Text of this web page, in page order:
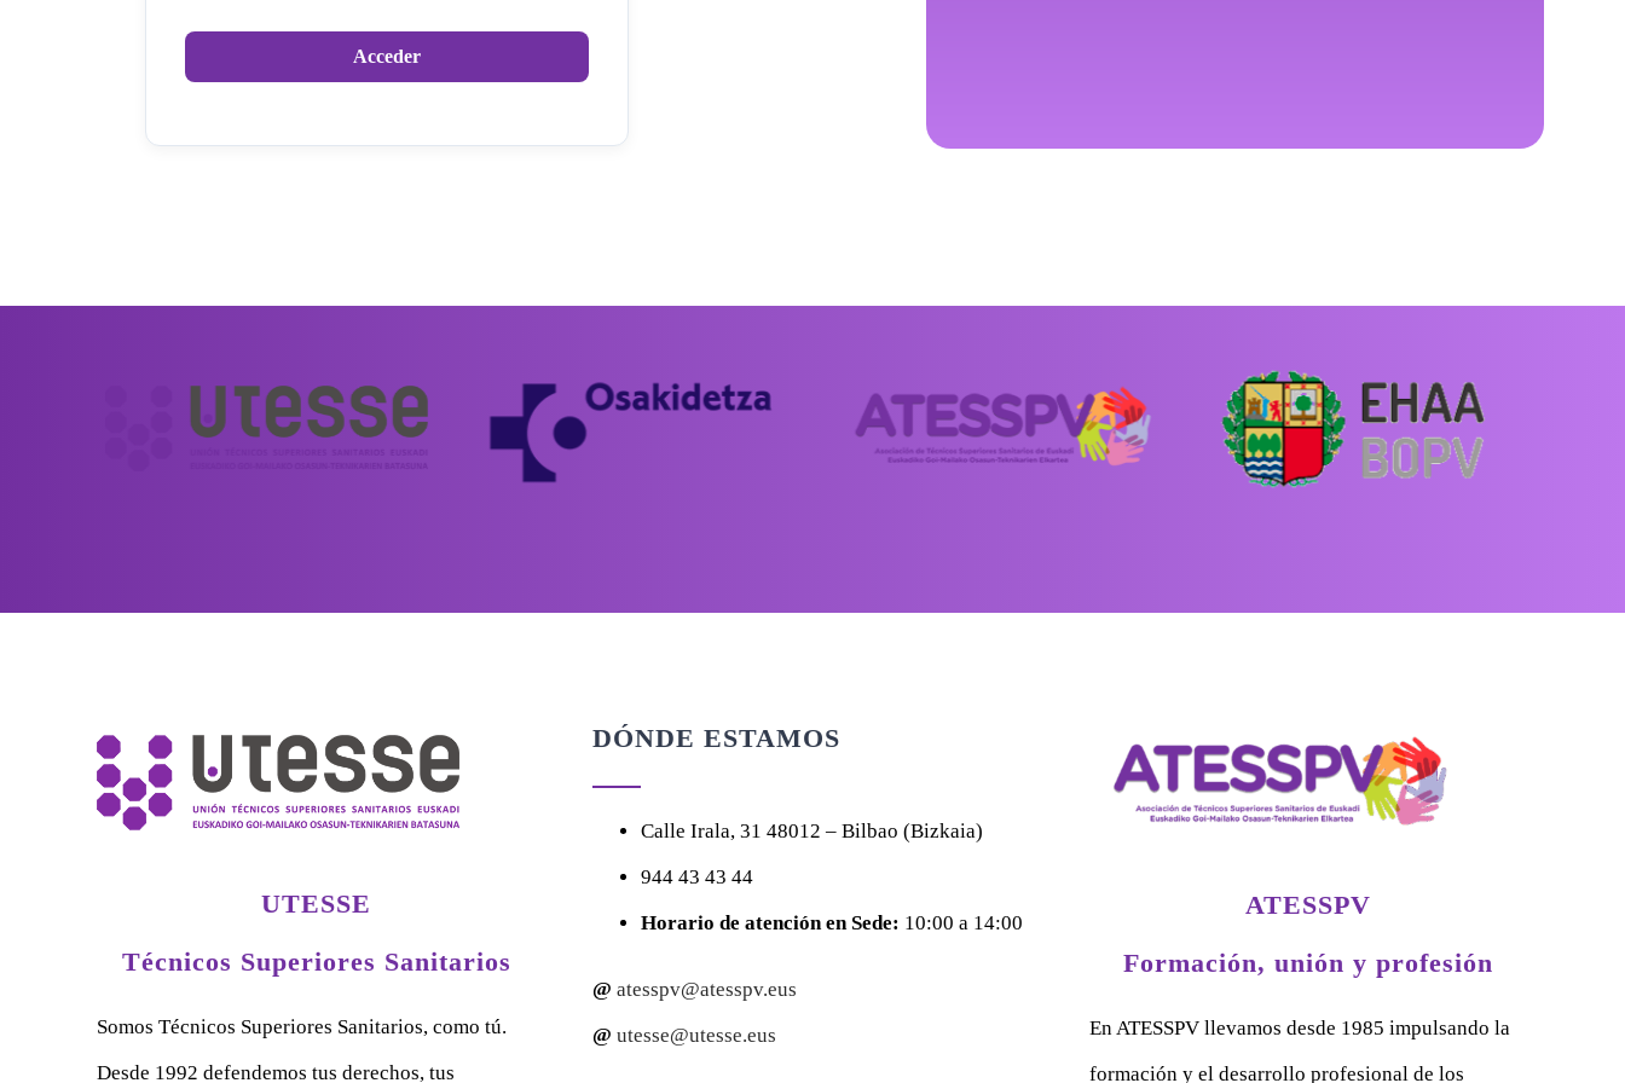
UTESSE
Técnicos Superiores Sanitarios
Somos Técnicos Superiores Sanitarios, como tú.
Desde 1992 defendemos tus derechos, tus
DÓNDE ESTAMOS
CalleIrala, 3148012 – Bilbao (Bizkaia)
944 43 43 44
Horario de atención en Sede: 10:00 a 14:00
@ atesspv@atesspv.eus
@ utesse@utesse.eus
ATESSPV
Formación, unión y profesión
En ATESSPV llevamos desde 1985 impulsando la
formación y el desarrollo profesional de los